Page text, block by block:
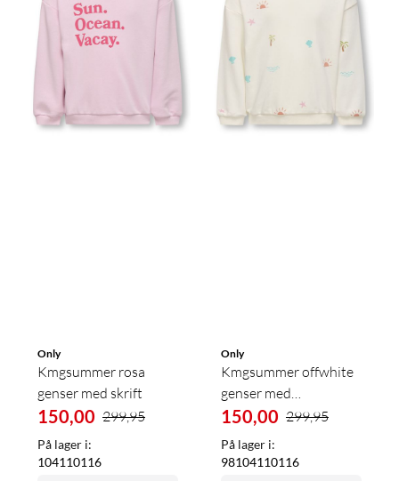
Only
Kmgsummer rosa
genser med skrift
150,00 299,95
På lager i:
104110116
Only
Kmgsummer offwhite
genser med
strandmotiv
150,00 299,95
På lager i:
98104110116